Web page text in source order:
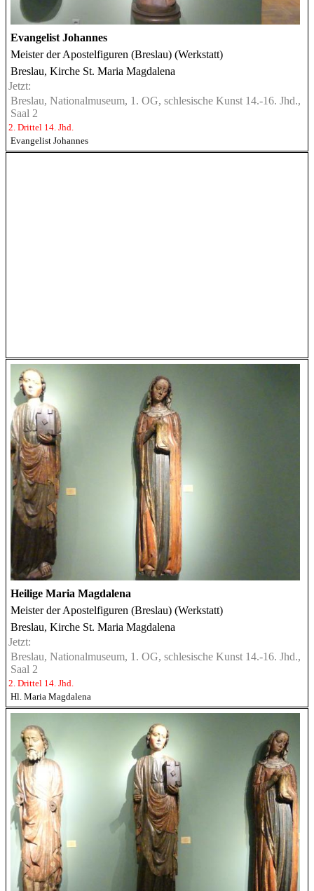
Evangelist Johannes
Meister der Apostelfiguren (Breslau) (Werkstatt)
Breslau, Kirche St. Maria Magdalena
Jetzt:
Breslau, Nationalmuseum, 1. OG, schlesische Kunst 14.-16. Jhd.,
Saal 2
2. Drittel 14. Jhd.
Evangelist Johannes
Heilige Maria Magdalena
Meister der Apostelfiguren (Breslau) (Werkstatt)
Breslau, Kirche St. Maria Magdalena
Jetzt:
Breslau, Nationalmuseum, 1. OG, schlesische Kunst 14.-16. Jhd.,
Saal 2
2. Drittel 14. Jhd.
Hl. Maria Magdalena